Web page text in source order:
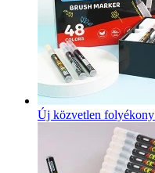
Új közvetlen